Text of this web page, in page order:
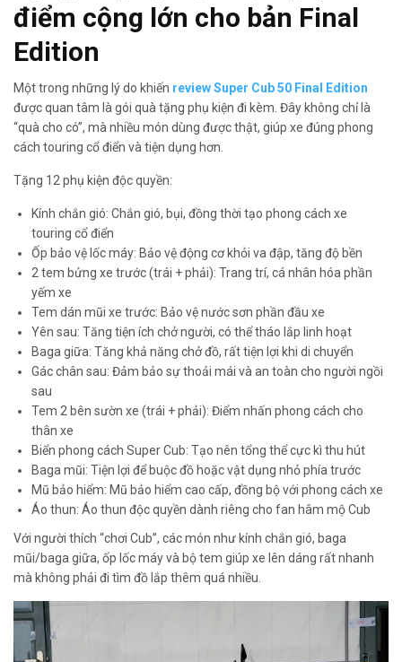
điểm cộng lớn cho bản Final
Edition
Một trong những lý do khiến review Super Cub 50 Final Edition
được quan tâm là gói quà tặng phụ kiện đi kèm. Đây không chỉ là
“quà cho có”, mà nhiều món dùng được thật, giúp xe đúng phong
cách touring cổ điển và tiện dụng hơn.
Tặng 12 phụ kiện độc quyền:
Kính chắn gió: Chắn gió, bụi, đồng thời tạo phong cách xe
touring cổ điển
Ốp bảo vệ lốc máy: Bảo vệ động cơ khỏi va đập, tăng độ bền
2 tem bửng xe trước (trái + phải): Trang trí, cá nhân hóa phần
yếm xe
Tem dán mũi xe trước: Bảo vệ nước sơn phần đầu xe
Yên sau: Tăng tiện ích chở người, có thể tháo lắp linh hoạt
Baga giữa: Tăng khả năng chở đồ, rất tiện lợi khi di chuyển
Gác chân sau: Đảm bảo sự thoải mái và an toàn cho người ngồi
sau
Tem 2 bên sườn xe (trái + phải): Điểm nhấn phong cách cho
thân xe
Biển phong cách Super Cub: Tạo nên tổng thể cực kì thu hút
Baga mũi: Tiện lợi để buộc đồ hoặc vật dụng nhỏ phía trước
Mũ bảo hiểm: Mũ bảo hiểm cao cấp, đồng bộ với phong cách xe
Áo thun: Áo thun độc quyền dành riêng cho fan hâm mộ Cub
Với người thích “chơi Cub”, các món như kính chắn gió, baga
mũi/baga giữa, ốp lốc máy và bộ tem giúp xe lên dáng rất nhanh
mà không phải đi tìm đồ lắp thêm quá nhiều.